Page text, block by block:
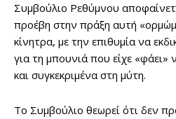
Συμβούλιο Ρεθύμνου
προέβη στην πράξη αυτή
κίνητρα, με την επιθυμία να
για τη μπουνιά που είχε
και συγκεκριμένα στη μύτη.
Το Συμβούλιο θεωρεί ότι δεν